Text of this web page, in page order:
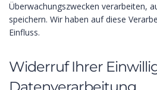
Überwachungszwecken verarbeiten,
speichern. Wir haben auf diese
Einfluss.
Widerruf Ihrer